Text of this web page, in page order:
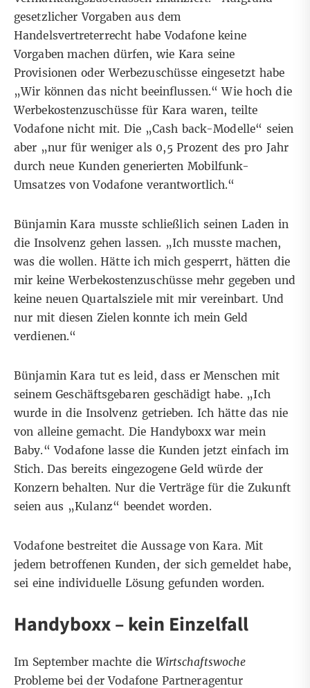
gesetzlicher Vorgaben aus dem
Handelsvertreterrecht habe Vodafone keine
Vorgaben machen dürfen, wie Kara seine
Provisionen oder Werbezuschüsse eingesetzt habe
„Wir können das nicht beeinflussen.“ Wie hoch die
Werbekostenzuschüsse für Kara waren, teilte
Vodafone nicht mit. Die „Cash back-Modelle“ seien
aber „nur für weniger als 0,5 Prozent des pro Jahr
durch neue Kunden generierten Mobilfunk-
Umsatzes von Vodafone verantwortlich.“
Bünjamin Kara musste schließlich seinen Laden in
die Insol­venz­ gehen lassen. „Ich musste machen,
was die wollen. Hätte ich mich gesperrt, hätten die
mir keine Werbekostenzuschüsse mehr gegeben und
keine neuen Quartalsziele mit mir vereinbart. Und
nur mit diesen Zielen konnte ich mein Geld
verdienen.“
Bünjamin Kara tut es leid, dass er Menschen mit
seinem Geschäftsgebaren geschädigt habe. „Ich
wurde in die Insolvenz getrieben. Ich hätte das nie
von alleine gemacht. Die Handyboxx war mein
Baby.“ Vodafone lasse die Kunden jetzt einfach im
Stich. Das bereits eingezogene Geld würde der
Konzern behalten. Nur die Verträge für die Zukunft
seien aus „Kulanz“ beendet worden.
Vodafone bestreitet die Aussage von Kara. Mit
jedem betroffenen Kunden, der sich gemeldet habe,
sei eine individuelle Lösung gefunden worden.
Handyboxx – kein Einzelfall
Im September machte die Wirtschaftswoche
Problemebei der Vodafone Partneragentur